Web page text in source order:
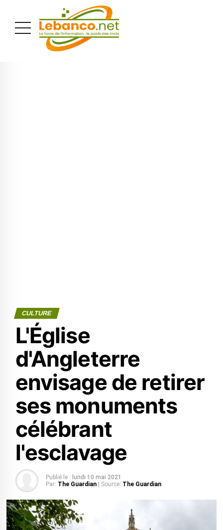
CULTURE
L'Église
d'Angleterre
envisage de retirer
ses monuments
célébrant
l'esclavage
Publié le : lundi 10 mai 2021
Par: The Guardian | Source: The Guardian